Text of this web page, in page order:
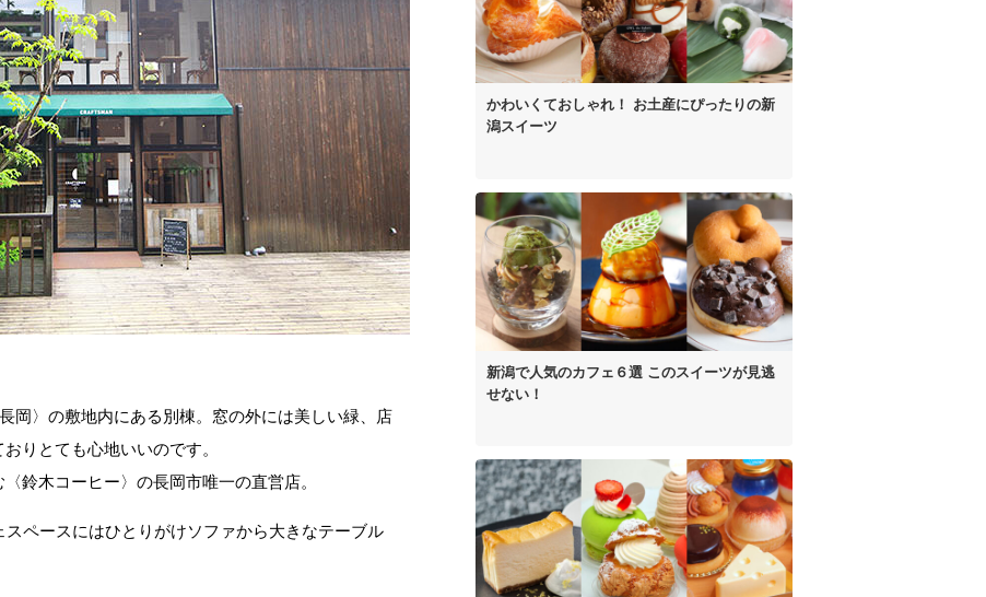
岡〉の敷地内にある別棟。窓の外には美しい緑、店
りとても心地いいのです。
鈴木コーヒー〉の長岡市唯一の直営店。
ペースにはひとりがけソファから大きなテーブル
かわいくておしゃれ！ お土産にぴったりの新
潟スイーツ
新潟で人気のカフェ６選 このスイーツが見逃
せない！